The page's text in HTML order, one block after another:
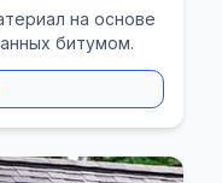
на основе
битумом.